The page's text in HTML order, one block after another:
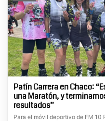
Patín Carrera en Chaco:
una Maratón, y
resultados”
Para el móvil deportivo de FM 10